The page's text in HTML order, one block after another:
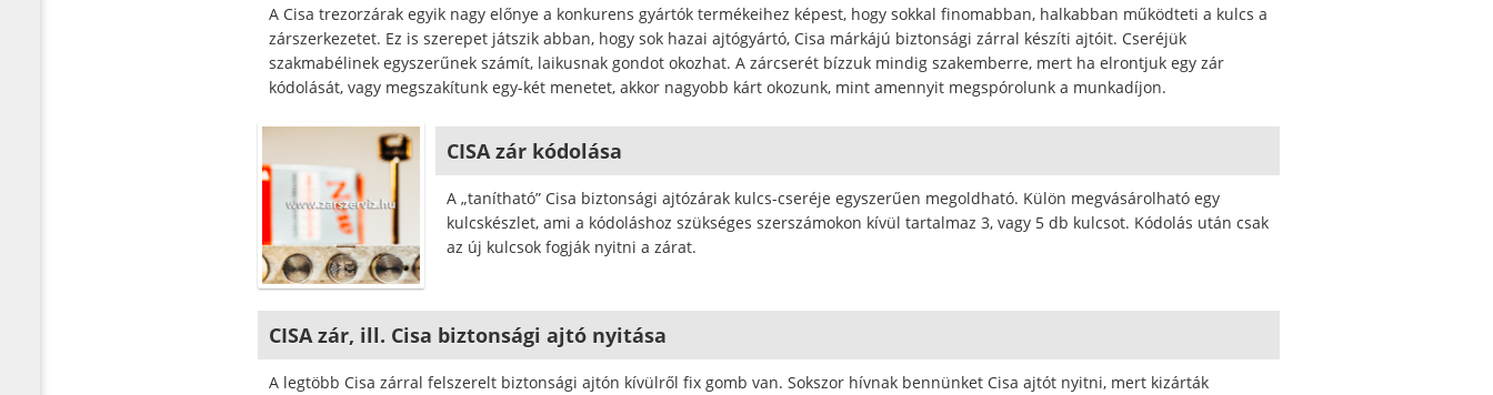
A Cisa trezorzárak egyik nagy előnye a konkurens gyártók termékeihez képest, hogy sokkal finomabban, halkabban működteti a kulcs a
zárszerkezetet. Ez is szerepet játszik abban, hogy sok hazai ajtógyártó, Cisa márkájú biztonsági zárral készíti ajtóit. Cseréjük
szakmabélinek egyszerűnek számít, laikusnak gondot okozhat. A zárcserét bízzuk mindig szakemberre, mert ha elrontjuk egy zár
kódolását, vagy megszakítunk egy-két menetet, akkor nagyobb kárt okozunk, mint amennyit megspórolunk a munkadíjon.
CISA zár kódolása
A „tanítható” Cisa biztonsági ajtózárak kulcs-cseréje egyszerűen megoldható. Külön megvásárolható egy
kulcskészlet, ami a kódoláshoz szükséges szerszámokon kívül tartalmaz 3, vagy 5 db kulcsot. Kódolás után csak
az új kulcsok fogják nyitni a zárat.
CISA zár, ill. Cisa biztonsági ajtó nyitása
A legtöbb Cisa zárral felszerelt biztonsági ajtón kívülről fix gomb van. Sokszor hívnak bennünket Cisa ajtót nyitni, mert kizárták